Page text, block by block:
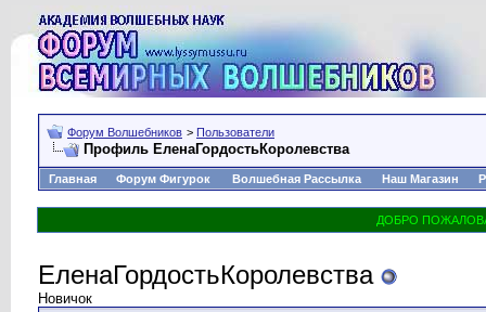
Форум Волшебников > Пользователи
Профиль ЕленаГордостьКоролевства
Главная Форум Фигурок Волшебная Рассылка Наш Магазин
ЕленаГордостьКоролевства
Новичок